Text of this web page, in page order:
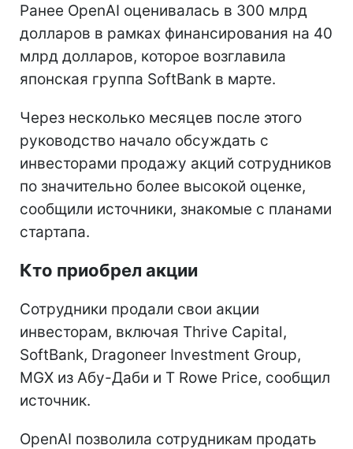
Ранее OpenAI оценивалась в 300 млрд
долларов в рамках финансирования на 40
млрд долларов, которое возглавила
японская группа SoftBank в марте.
Через несколько месяцев после этого
руководство начало обсуждать с
инвесторами продажу акций сотрудников
по значительно более высокой оценке,
сообщили источники, знакомые с планами
стартапа.
Кто приобрел акции
Сотрудники продали свои акции
инвесторам, включая Thrive Capital,
SoftBank, Dragoneer Investment Group,
MGX из Абу-Даби и T Rowe Price, сообщил
источник.
OpenAI позволила сотрудникам продать